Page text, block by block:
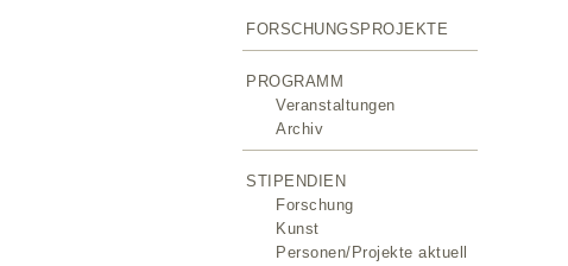
FORSCHUNGSPROJEKTE
PROGRAMM
Veranstaltungen
Archiv
STIPENDIEN
Forschung
Kunst
Personen/Projekte aktuell